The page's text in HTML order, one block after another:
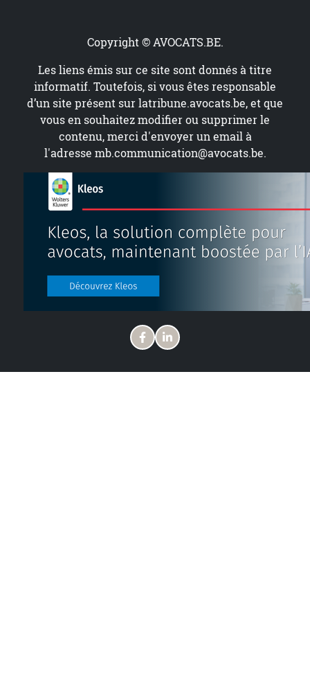
Copyright © AVOCATS.BE.
Les liens émis sur ce site sont donnés à titre
informatif. Toutefois, si vous êtes responsable
d’un site présent surlatribune.avocats.be, et que
vous en souhaitez modifier ou supprimer le
contenu, merci d'envoyer un email à
l'adresse mb.communication@avocats.be.